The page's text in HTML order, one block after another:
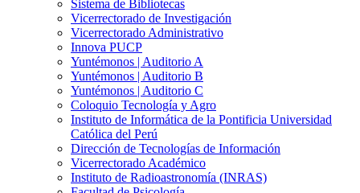
Sistema de Bibliotecas
Vicerrectorado de Investigación
Vicerrectorado Administrativo
Innova PUCP
Yuntémonos | Auditorio A
Yuntémonos | Auditorio B
Yuntémonos | Auditorio C
Coloquio Tecnología y Agro
Instituto de Informática de la Pontificia Universidad
Católica del Perú
Dirección de Tecnologías de Información
Vicerrectorado Académico
Instituto de Radioastronomía (INRAS)